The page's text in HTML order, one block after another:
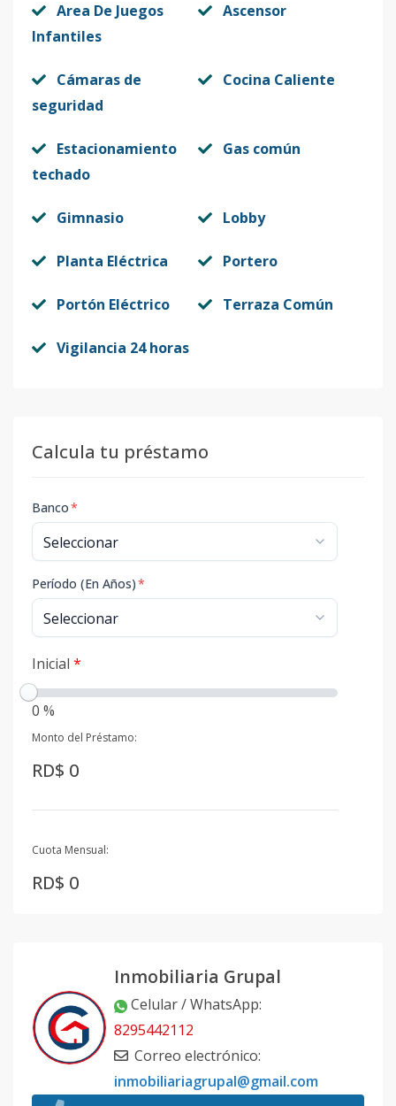
Area De Juegos
Infantiles
Ascensor
Cámaras de
seguridad
Cocina Caliente
Estacionamiento
techado
Gas común
Gimnasio Lobby
Planta Eléctrica Portero
Portón Eléctrico Terraza Común
Vigilancia 24 horas
Calcula tu préstamo
Banco*
Período (En Años)*
Inicial *
0 %
Monto del Préstamo:
RD$ 0
Cuota Mensual:
RD$ 0
Inmobiliaria Grupal
Celular / WhatsApp:
8295442112
Correo electrónico:
inmobiliariagrupal@gmail.com